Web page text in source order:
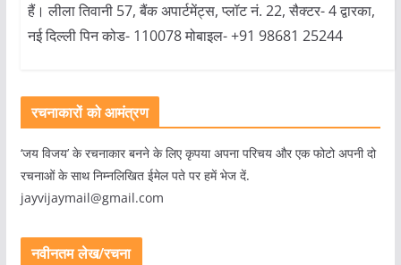
हैं। लीला तिवानी 57, बैंक अपार्टमेंट्स, प्लॉट नं. 22, सैक्टर- 4 द्वारका,
नई दिल्ली पिन कोड- 110078 मोबाइल- +91 98681 25244
रचनाकारों को आमंत्रण
‘जय विजय’ के रचनाकार बनने के लिए कृपया अपना परिचय और एक फोटो अपनी दो
रचनाओं के साथ निम्नलिखित ईमेल पते पर हमें भेज दें.
jayvijaymail@gmail.com
नवीनतम लेख/रचना